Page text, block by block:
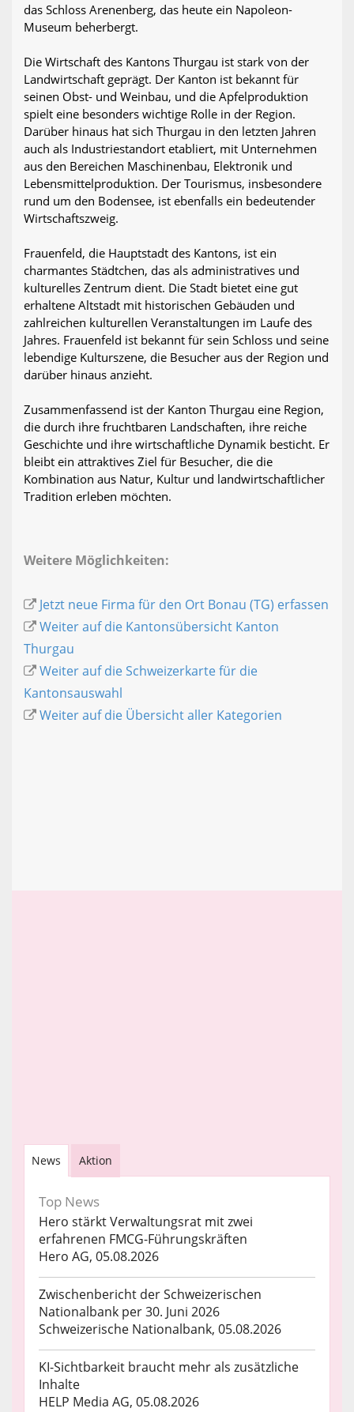
das Schloss Arenenberg, das heute ein Napoleon-
Museum beherbergt.
Die Wirtschaft des Kantons Thurgau ist stark von der
Landwirtschaft geprägt. Der Kanton ist bekannt für
seinen Obst- und Weinbau, und die Apfelproduktion
spielt eine besonders wichtige Rolle in der Region.
Darüber hinaus hat sich Thurgau in den letzten Jahren
auch als Industriestandort etabliert, mit Unternehmen
aus den Bereichen Maschinenbau, Elektronik und
Lebensmittelproduktion. Der Tourismus, insbesondere
rund um den Bodensee, ist ebenfalls ein bedeutender
Wirtschaftszweig.
Frauenfeld, die Hauptstadt des Kantons, ist ein
charmantes Städtchen, das als administratives und
kulturelles Zentrum dient. Die Stadt bietet eine gut
erhaltene Altstadt mit historischen Gebäuden und
zahlreichen kulturellen Veranstaltungen im Laufe des
Jahres. Frauenfeld ist bekannt für sein Schloss und seine
lebendige Kulturszene, die Besucher aus der Region und
darüber hinaus anzieht.
Zusammenfassend ist der Kanton Thurgau eine Region,
die durch ihre fruchtbaren Landschaften, ihre reiche
Geschichte und ihre wirtschaftliche Dynamik besticht. Er
bleibt ein attraktives Ziel für Besucher, die die
Kombination aus Natur, Kultur und landwirtschaftlicher
Tradition erleben möchten.
Weitere Möglichkeiten:
Jetzt neue Firma für den Ort Bonau (TG) erfassen
Weiter auf die Kantonsübersicht Kanton
Thurgau
Weiter auf die Schweizerkarte für die
Kantonsauswahl
Weiter auf die Übersicht aller Kategorien
News Aktion
Top News
Hero stärkt Verwaltungsrat mit zwei
erfahrenen FMCG-Führungskräften
Hero AG, 05.08.2026
Zwischenbericht der Schweizerischen
Nationalbank per 30. Juni 2026
Schweizerische Nationalbank, 05.08.2026
KI-Sichtbarkeit braucht mehr als zusätzliche
Inhalte
HELP Media AG, 05.08.2026